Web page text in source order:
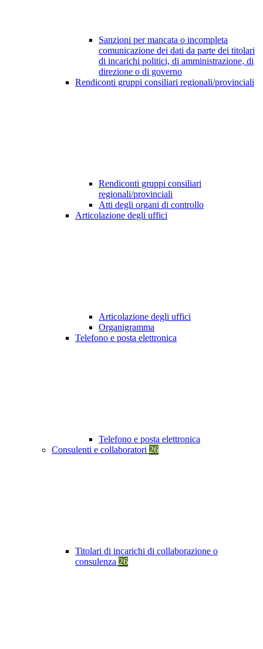
Sanzioni per mancata o incompleta
comunicazione dei dati da parte dei titolari
di incarichi politici, di amministrazione, di
direzione o di governo
Rendiconti gruppi consiliari regionali/provinciali
Rendiconti gruppi consiliari
regionali/provinciali
Atti degli organi di controllo
Articolazione degli uffici
Articolazione degli uffici
Organigramma
Telefono e posta elettronica
Telefono e posta elettronica
Consulenti e collaboratori 26
Titolari di incarichi di collaborazione o
consulenza 26